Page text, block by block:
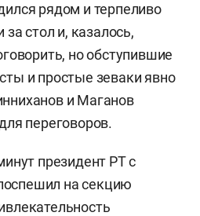
рядом и терпеливо
стол и, казалось,
но обступившие
и простые зеваки явно
и Маганов
переговоров.
президент РТ с
на секцию